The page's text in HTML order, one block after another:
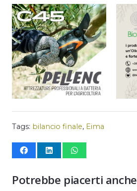
Tags: bilancio finale, Eima
Potrebbe piacerti anche